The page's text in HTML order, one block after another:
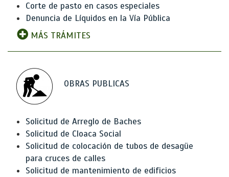
Corte de pasto en casos especiales
Denuncia de Líquidos en la Vía Pública
MÁS TRÁMITES
OBRAS PUBLICAS
Solicitud de Arreglo de Baches
Solicitud de Cloaca Social
Solicitud de colocación de tubos de desagüe
para cruces de calles
Solicitud de mantenimiento de edificios